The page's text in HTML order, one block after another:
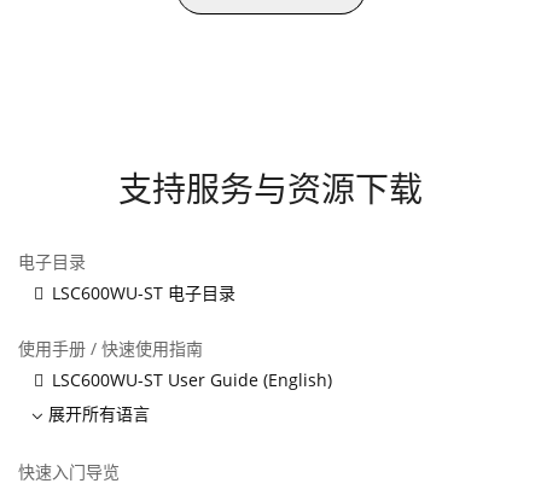
支持服务与资源下载
电子目录
LSC600WU-ST 电子目录
使用手册 / 快速使用指南
LSC600WU-ST User Guide (English)
展开所有语言
快速入门导览